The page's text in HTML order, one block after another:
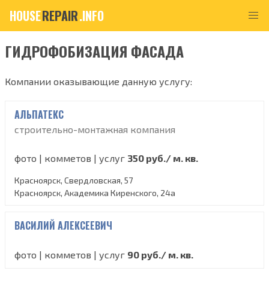
HOUSEREPAIR.INFO
ГИДРОФОБИЗАЦИЯ ФАСАДА
Компании оказывающие данную услугу:
АЛЬПАТЕКС
строительно-монтажная компания
фото | комметов | услуг 350 руб./ м. кв.
Красноярск, Свердловская, 57
Красноярск, Академика Киренского, 24а
ВАСИЛИЙ АЛЕКСЕЕВИЧ
фото | комметов | услуг 90 руб./ м. кв.